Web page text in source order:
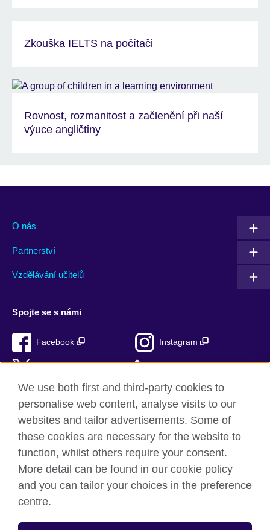
Zkouška IELTS na počítači
Rovnost, rozmanitost a začlenění při naší
výuce angličtiny
O nás
Partnerství
Vzdělávání učitelů
Spojte se s námi
Facebook Instagram
TikTok
British Council ve světě
Ochrana soukromí a podmínky používání stránek
Soubory cookie
Sitemap
We use both first and third-party cookies to
personalise web content, analyse visits to our
websites and tailor advertisements. Some of
these cookies are necessary for the website to
function, whilst others require your consent.
More detail can be found in our cookie policy
and you can tailor your choices in the preference
centre.